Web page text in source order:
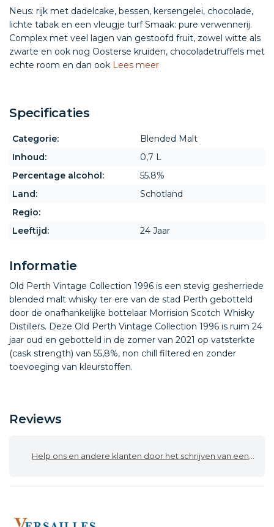
Neus: rijk met dadelcake, bessen, kersengelei, chocolade,
lichte tabak en een vleugje turf Smaak: pure verwennerij.
Complex met veel lagen van gestoofd fruit, zowel witte als
zwarte en ook nog Oosterse kruiden, chocoladetruffels met
echte room en dan ook Lees meer
Specificaties
Categorie:
Blended Malt
Inhoud:
0,7 L
Percentage alcohol:
55.8%
Land:
Schotland
Regio:
Leeftijd:
24 Jaar
Informatie
Old Perth Vintage Collection 1996 is een stevig gesherriede
blended malt whisky ter ere van de stad Perth gebotteld
door de onafhankelijke bottelaar Morrision Scotch Whisky
Distillers. Deze Old Perth Vintage Collection 1996 is ruim 24
jaar oud en gebotteld in de zomer van 2021 op vatsterkte
(cask strength) van 55,8%, non chill filtered en zonder
toevoeging van kleurstoffen.
Reviews
Help ons en andere klanten door het schrijven van een review